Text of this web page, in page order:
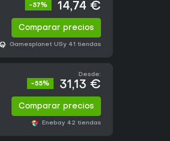
-57% 14,74 €
Comparar precios
Gamesplanet USy 41 tiendas
-55%
Desde:
31,13 €
Comparar precios
Enebay 42 tiendas